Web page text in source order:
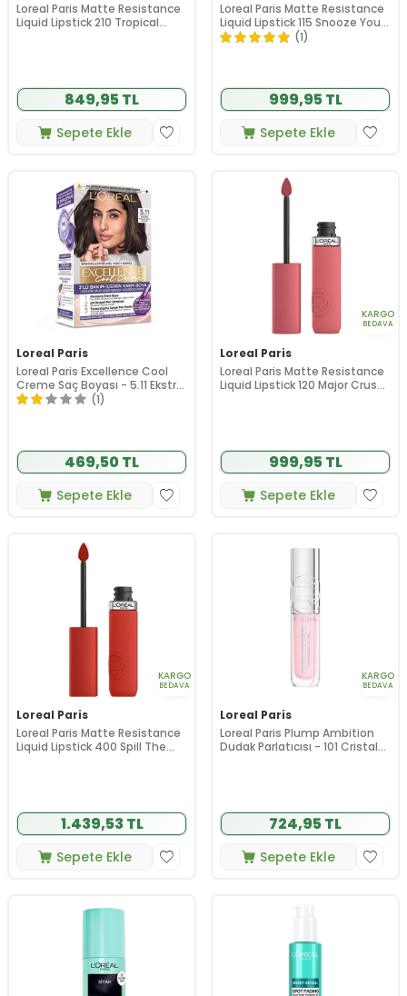
Loreal Paris Matte Resistance
Liquid Lipstick 210 Tropical
849,95 TL
Sepete Ekle
Loreal Paris Matte Resistance
Liquid Lipstick 115 Snooze Your
Alarm
(1)
999,95 TL
Sepete Ekle
Loreal Paris
Loreal Paris Excellence Cool
Creme Saç Boyası - 5.11 Ekstra
Küllü Açık Kahve
(1)
469,50 TL
Sepete Ekle
KARGO
BEDAVA
Loreal Paris
Loreal Paris Matte Resistance
Liquid Lipstick 120 Major Crush
999,95 TL
Sepete Ekle
KARGO
BEDAVA
Loreal Paris
Loreal Paris Matte Resistance
Liquid Lipstick 400 Spill The
1.439,53 TL
Sepete Ekle
KARGO
BEDAVA
Loreal Paris
Loreal Paris Plump Ambition
Dudak Parlatıcısı - 101 Cristal
724,95 TL
Sepete Ekle